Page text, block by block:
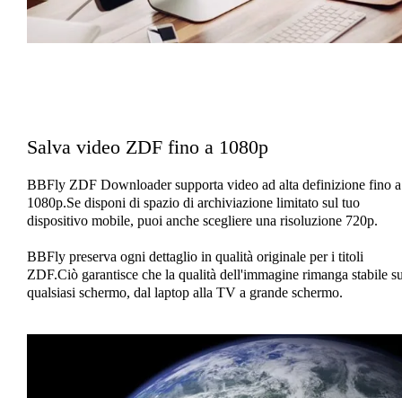
Salva video ZDF fino a 1080p
BBFly ZDF Downloader supporta video ad alta definizione fino a
1080p.Se disponi di spazio di archiviazione limitato sul tuo
dispositivo mobile, puoi anche scegliere una risoluzione 720p.
BBFly preserva ogni dettaglio in qualità originale per i titoli
ZDF.Ciò garantisce che la qualità dell'immagine rimanga stabile
qualsiasi schermo, dal laptop alla TV a grande schermo.